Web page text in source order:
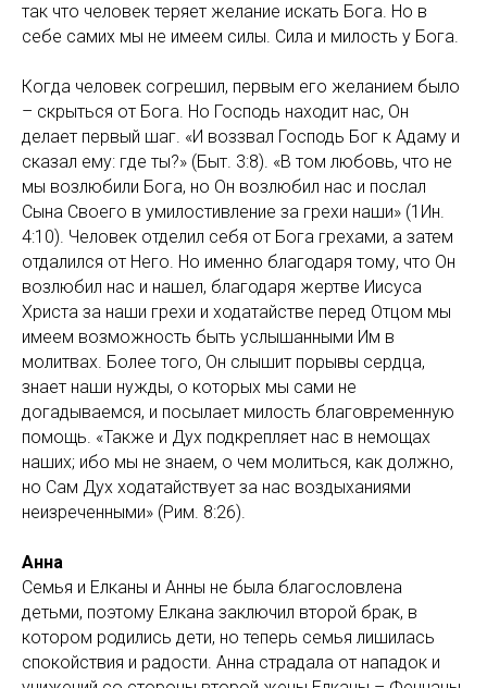
так что человек теряет желание искать Бога. Но в
себе самих мы не имеем силы. Сила и милость у Бога.
Когда человек согрешил, первым его желанием было
– скрыться от Бога. Но Господь находит нас, Он
делает первый шаг. «И воззвал Господь Бог к Адаму и
сказал ему: где ты?» (Быт. 3:8). «В том любовь, что не
мы возлюбили Бога, но Он возлюбил нас и послал
Сына Своего в умилостивление за грехи наши» (1Ин.
4:10). Человек отделил себя от Бога грехами, а затем
отдалился от Него. Но именно благодаря тому, что Он
возлюбил нас и нашел, благодаря жертве Иисуса
Христа за наши грехи и ходатайстве перед Отцом мы
имеем возможность быть услышанными Им в
молитвах. Более того, Он слышит порывы сердца,
знает наши нужды, о которых мы сами не
догадываемся, и посылает милость благовременную
помощь. «Также и Дух подкрепляет нас в немощах
наших; ибо мы не знаем, о чем молиться, как должно,
но Сам Дух ходатайствует за нас воздыханиями
неизреченными» (Рим. 8:26).
Анна
Семья и Елканы и Анны не была благословлена
детьми, поэтому Елкана заключил второй брак, в
котором родились дети, но теперь семья лишилась
спокойствия и радости. Анна страдала от нападок и